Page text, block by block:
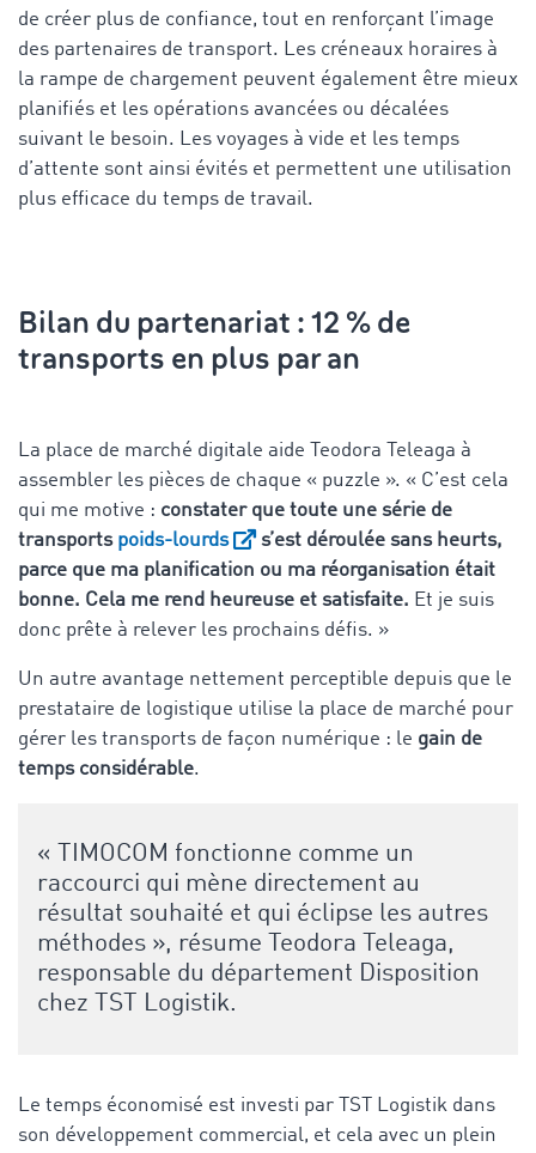
de créer plus de confiance, tout en renforçant l’image
des partenaires de transport. Les créneaux horaires à
la rampe de chargement peuvent également être mieux
planifiés et les opérations avancées ou décalées
suivant le besoin. Les voyages à vide et les temps
d’attente sont ainsi évités et permettent une utilisation
plus efficace du temps de travail.
Bilan du partenariat : 12 % de
transports en plus par an
La place de marché digitale aide Teodora Teleaga à
assembler les pièces de chaque « puzzle ». « C’est cela
qui me motive : constater que toute une série de
transports poids-lourds
s’est déroulée sans heurts,
parce que ma planification ou ma réorganisation était
bonne. Cela me rend heureuse et satisfaite. Et je suis
donc prête à relever les prochains défis. »
Un autre avantage nettement perceptible depuis que le
prestataire de logistique utilise la place de marché pour
gérer les transports de façon numérique : le gain de
temps considérable.
« TIMOCOM fonctionne comme un
raccourci qui mène directement au
résultat souhaité et qui éclipse les autres
méthodes », résume Teodora Teleaga,
responsable du département Disposition
chez TST Logistik.
Le temps économisé est investi par TST Logistik dans
son développement commercial, et cela avec un plein